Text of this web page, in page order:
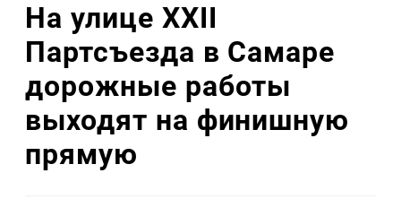
На улице XXII
Партсъезда в Самаре
дорожные работы
выходят на финишную
прямую